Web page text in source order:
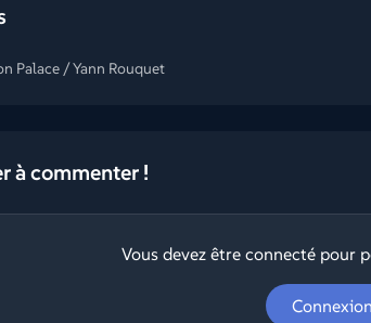
Palace / Yann Rouquet
à commenter !
Vous devez être connecté pour
Connexion